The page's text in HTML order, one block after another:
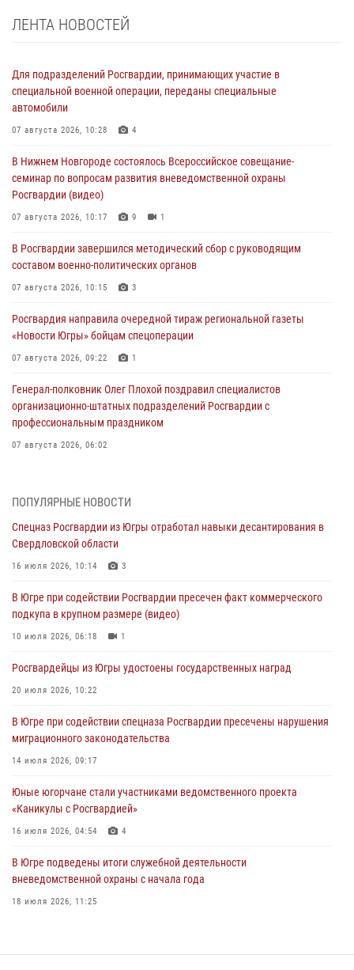
ЛЕНТА НОВОСТЕЙ
Для подразделений Росгвардии, принимающих участие в
специальной военной операции, переданы специальные
автомобили
07 августа 2026, 10:28 4
В Нижнем Новгороде состоялось Всероссийское совещание-
семинар по вопросам развития вневедомственной охраны
Росгвардии (видео)
07 августа 2026, 10:17 9 1
В Росгвардии завершился методический сбор с руководящим
составом военно-политических органов
07 августа 2026, 10:15 3
Росгвардия направила очередной тираж региональной газеты
«Новости Югры» бойцам спецоперации
07 августа 2026, 09:22 1
Генерал-полковник Олег Плохой поздравил специалистов
организационно-штатных подразделений Росгвардии с
профессиональным праздником
07 августа 2026, 06:02
Военнослужащие Росгвардии сбили дрон-разведчик ВСУ на южном
направлении
Офицеры Росгвардии и ветераны войск правопорядка почтили
память генерала армии Ивана Кирилловича Яковлева
В Югре при силовой поддержке ОМОН Росгвардии задержаны
06 августа 2026, 09:07 2 1
Урайский отдел вневедомственной охраны Росгвардии отмечает
05 августа 2026, 12:01 3
ПОПУЛЯРНЫЕ НОВОСТИ
Спецназ Росгвардии из Югры отработал навыки десантирования в
Свердловской области
16 июля 2026, 10:14 3
В Югре при содействии Росгвардии пресечен факт коммерческого
подкупа в крупном размере (видео)
10 июля 2026, 06:18 1
Росгвардейцы из Югры удостоены государственных наград
20 июля 2026, 10:22
В Югре при содействии спецназа Росгвардии пресечены нарушения
миграционного законодательства
14 июля 2026, 09:17
Юные югорчане стали участниками ведомственного проекта
«Каникулы с Росгвардией»
16 июля 2026, 04:54 4
В Югре подведены итоги служебной деятельности
вневедомственной охраны с начала года
18 июля 2026, 11:25